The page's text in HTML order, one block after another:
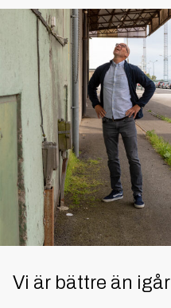
Vi är bättre än igår